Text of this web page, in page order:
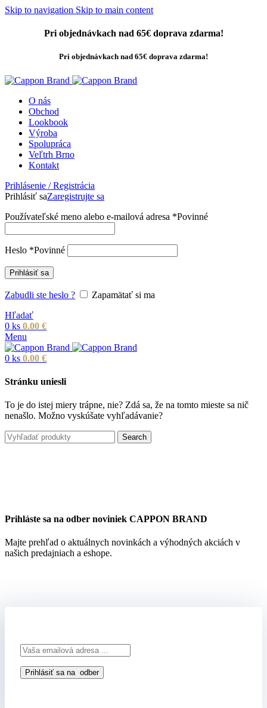
Skip to navigation Skip to main content
Pri objednávkach nad 65€ doprava zdarma!
Pri objednávkach nad 65€ doprava zdarma!
O nás
Obchod
Lookbook
Výroba
Spolupráca
Veľtrh Brno
Kontakt
Prihlásenie / Registrácia
Prihlásiť saZaregistrujte sa
Používateľské meno alebo e-mailová adresa *Povinné
Heslo *Povinné
Prihlásiť sa
Zabudli ste heslo ?
Zapamätať si ma
Hľadať
0 ks 0.00 €
Menu
0 ks 0.00 €
Stránku uniesli
To je do istej miery trápne, nie? Zdá sa, že na tomto mieste sa nič
nenašlo. Možno vyskúšate vyhľadávanie?
Search
Prihláste sa na odber noviniek CAPPON BRAND
Majte prehľad o aktuálnych novinkách a výhodných akciách v
našich predajniach a eshope.